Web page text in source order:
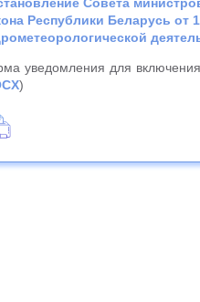
Республики Беларусь
уведомления для
)